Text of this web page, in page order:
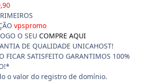
vpspromo
O SEU COMPRE AQUI
DE QUALIDADE UNICAHOST!
FICAR SATISFEITO GARANTIMOS 100%
o valor do registro de domínio.